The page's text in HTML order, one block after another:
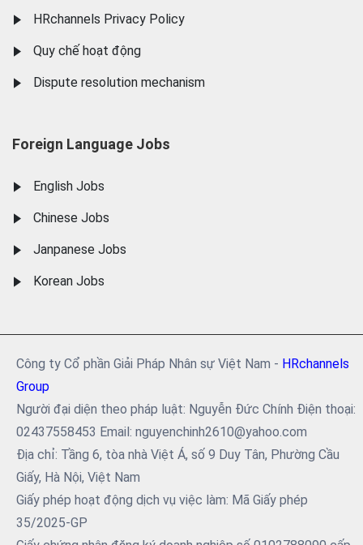
HRchannels Privacy Policy
Quy chế hoạt động
Dispute resolution mechanism
Foreign Language Jobs
English Jobs
Chinese Jobs
Janpanese Jobs
Korean Jobs
Công ty Cổ phần Giải Pháp Nhân sự Việt Nam - HRchannels
Group
Người đại diện theo pháp luật: Nguyễn Đức Chính Điện thoại:
02437558453 Email: nguyenchinh2610@yahoo.com
Địa chỉ: Tầng 6, tòa nhà Việt Á, số 9 Duy Tân, Phường Cầu
Giấy, Hà Nội, Việt Nam
Giấy phép hoạt động dịch vụ việc làm: Mã Giấy phép
35/2025-GP